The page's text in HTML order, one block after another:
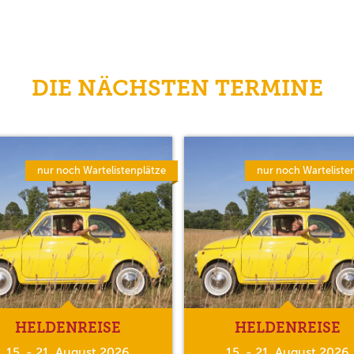
DIE NÄCHSTEN TERMINE
nur noch Wartelistenplätze
HELDENREISE
nur noch
HELDENREISE